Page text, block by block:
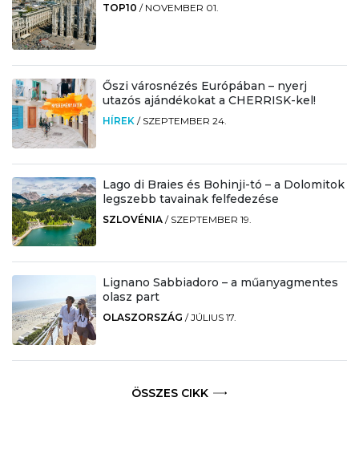
TOP10 / NOVEMBER 01.
Őszi városnézés Európában – nyerj
utazós ajándékokat a CHERRISK-kel!
HÍREK / SZEPTEMBER 24.
Lago di Braies és Bohinji-tó – a Dolomitok
legszebb tavainak felfedezése
SZLOVÉNIA / SZEPTEMBER 19.
Lignano Sabbiadoro – a műanyagmentes
olasz part
OLASZORSZÁG /JÚLIUS 17.
ÖSSZES CIKK